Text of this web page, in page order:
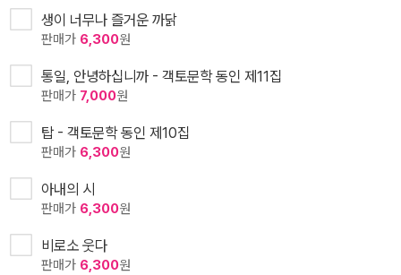
생이 너무나 즐거운 까닭
판매가 6,300원
통일, 안녕하십니까 - 객토문학 동인 제11집
판매가 7,000원
탑 - 객토문학 동인 제10집
판매가 6,300원
아내의 시
판매가 6,300원
비로소 웃다
판매가 6,300원